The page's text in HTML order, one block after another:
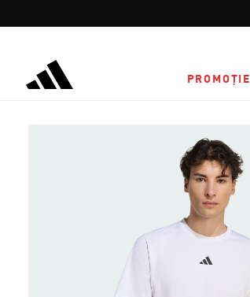
PROMOȚIE